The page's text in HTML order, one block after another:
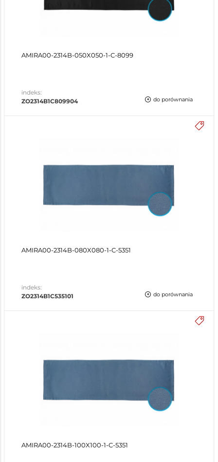
AMIRA00-2314B-050X050-1-C-8099
indeks:
ZO2314B1C809904
do porównania
AMIRA00-2314B-080X080-1-C-5351
indeks:
ZO2314B1C535101
do porównania
AMIRA00-2314B-100X100-1-C-5351